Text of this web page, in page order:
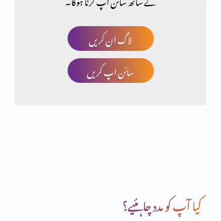
قران سے قران تک(حصہ 24)
قران سے قران تک(حصہ 23)
ولادتِ یسوع المسیح کا ثبوت قرآن میں
لاگ ان کریں
سائن اپ کریں
کیا آپ کو مدد چاہئیے؟